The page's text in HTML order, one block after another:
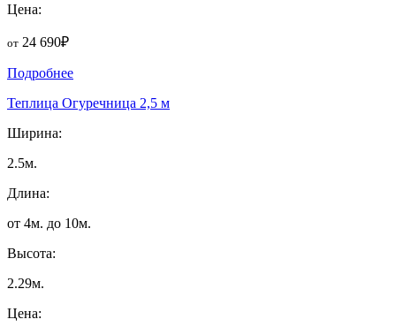
Цена:
от 24 690₽
Подробнее
Теплица Огуречница 2,5 м
Ширина:
2.5м.
Длина:
от 4м. до 10м.
Высота:
2.29м.
Цена: